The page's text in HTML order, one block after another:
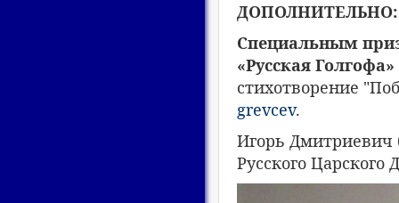
ДОПОЛНИТЕЛЬНО:
Специальным
«Русская
стихотворение
grevcev.
Игорь Дмитриевич
Русского